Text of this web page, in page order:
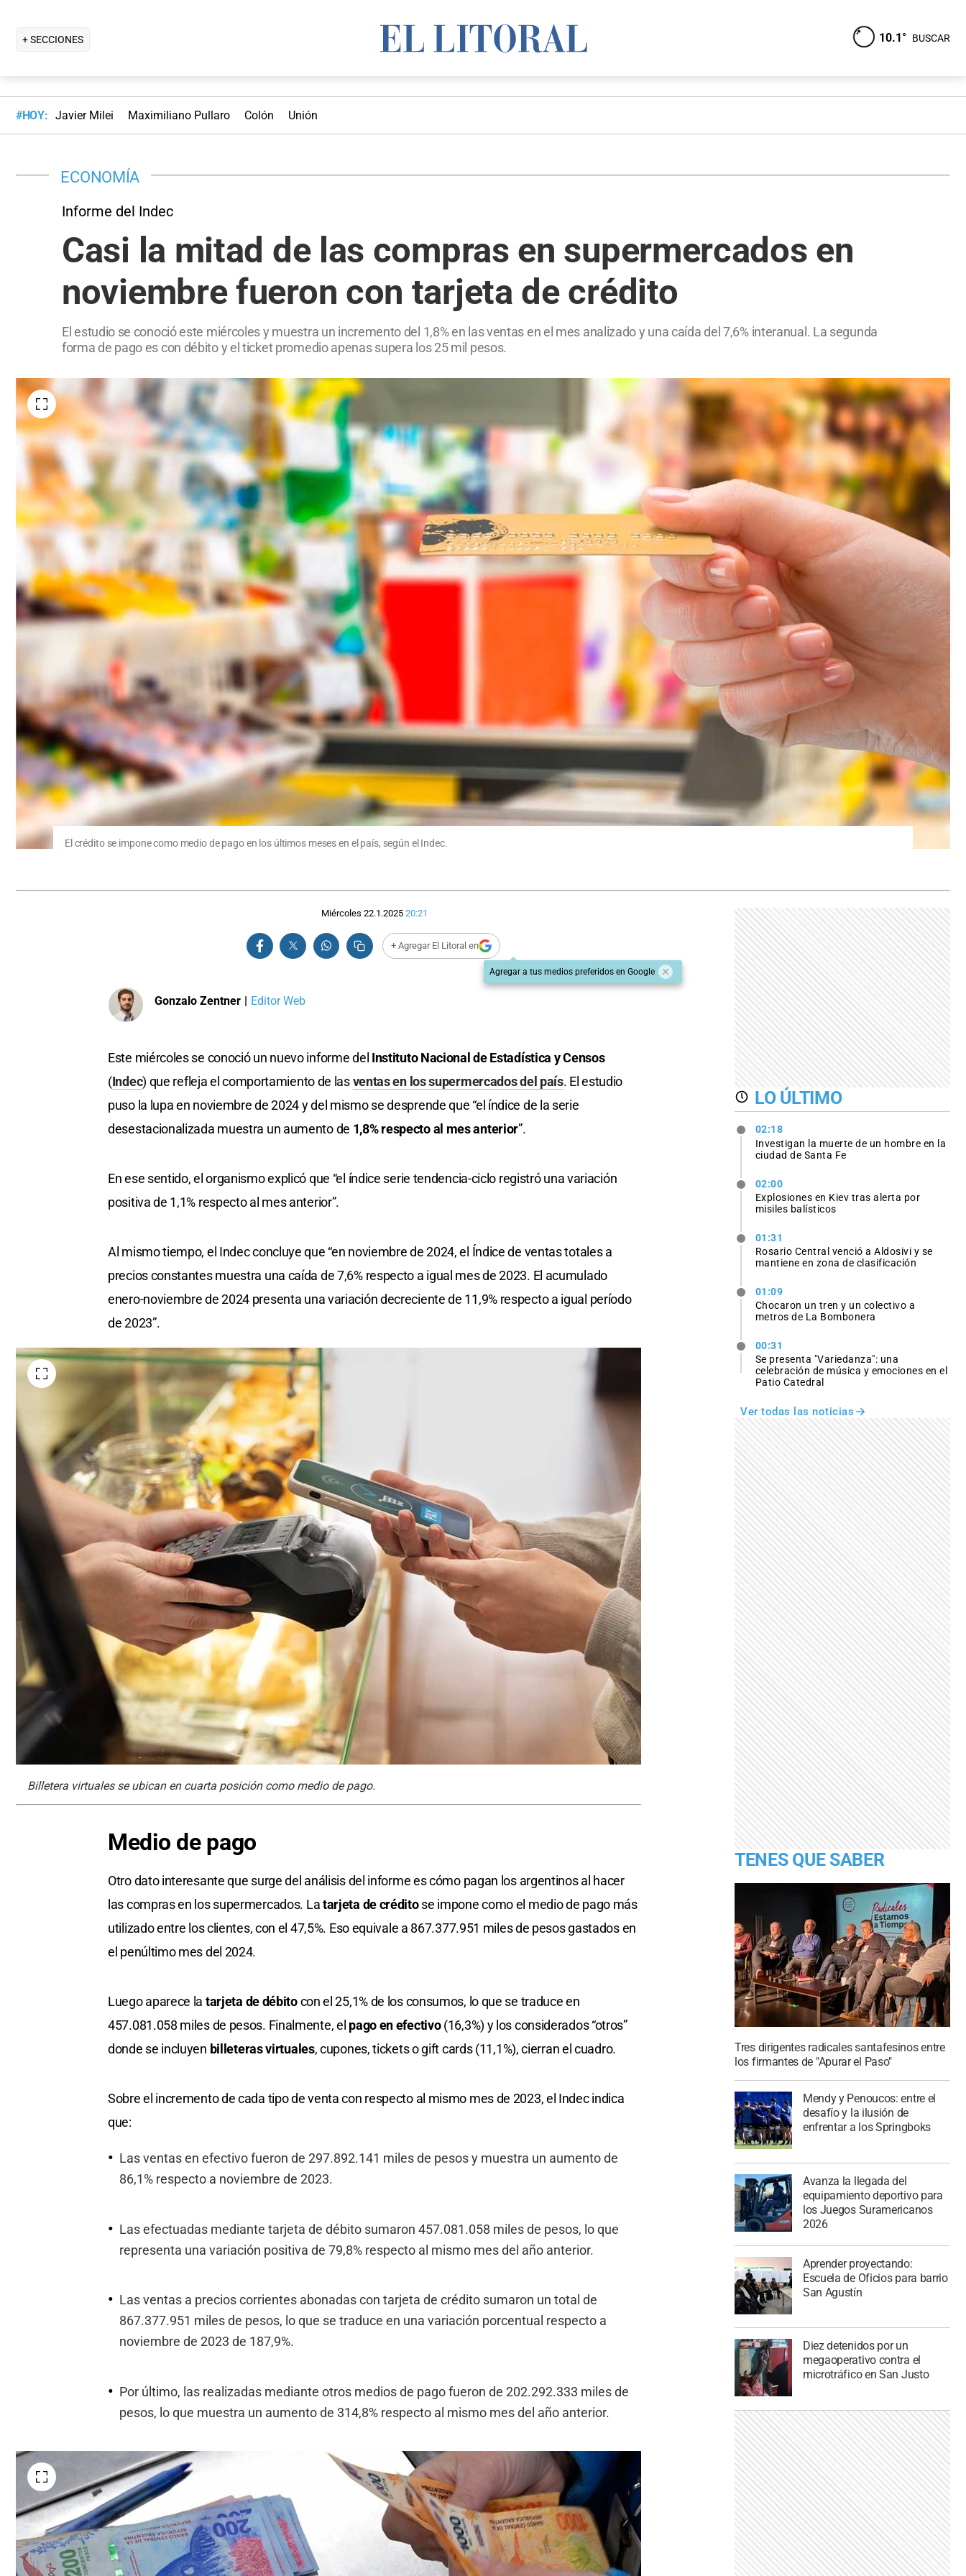
+ SECCIONES 10.1° BUSCAR
#HOY: Javier Milei Maximiliano Pullaro Colón Unión
ECONOMÍA
Informe del Indec
Casi la mitad de las compras en supermercados en
noviembre fueron con tarjeta de crédito
El estudio se conoció este miércoles y muestra un incremento del 1,8% en las ventas en el mes analizado y una caída del 7,6% interanual. La segunda
forma de pago es con débito y el ticket promedio apenas supera los 25 mil pesos.
El crédito se impone como medio de pago en los últimos meses en el país, según el Indec.
Miércoles 22.1.2025 20:21
+ Agregar El Litoral en
Agregar a tus medios preferidos en Google
Gonzalo Zentner | Editor Web
Este miércoles se conoció un nuevo informe del Instituto Nacional de Estadística y Censos
(Indec) que refleja el comportamiento de lasventas en los supermercados del país. El estudio
puso la lupa en noviembre de 2024 y del mismo se desprende que “el índice de la serie
desestacionalizada muestra un aumento de 1,8% respecto al mes anterior”.
En ese sentido, el organismo explicó que “el índice serie tendencia-ciclo registró una variación
positiva de 1,1% respecto al mes anterior”.
Al mismo tiempo, el Indec concluye que “en noviembre de 2024, el Índice de ventas totales a
precios constantes muestra una caída de 7,6% respecto a igual mes de 2023. El acumulado
enero-noviembre de 2024 presenta una variación decreciente de 11,9% respecto a igual período
de 2023”.
Billetera virtuales se ubican en cuarta posición como medio de pago.
Medio de pago
Otro dato interesante que surge del análisis del informe es cómo pagan los argentinos al hacer
las compras en los supermercados. Latarjeta de créditose impone como el medio de pago más
utilizado entre los clientes, con el 47,5%. Eso equivale a 867.377.951 miles de pesos gastados en
el penúltimo mes del 2024.
Luego aparece la tarjeta de débitocon el 25,1% de los consumos, lo que se traduce en
457.081.058 miles de pesos. Finalmente, el pago en efectivo(16,3%) y los considerados “otros”
donde se incluyen billeteras virtuales, cupones, tickets o gift cards (11,1%), cierran el cuadro.
Sobre el incremento de cada tipo de venta con respecto al mismo mes de 2023, el Indec indica
que:
Las ventas en efectivo fueron de 297.892.141 miles de pesos y muestra un aumento de
86,1% respecto a noviembre de 2023.
Las efectuadas mediante tarjeta de débito sumaron 457.081.058 miles de pesos, lo que
representa una variación positiva de 79,8% respecto al mismo mes del año anterior.
Las ventas a precios corrientes abonadas con tarjeta de crédito sumaron un total de
867.377.951 miles de pesos, lo que se traduce en una variación porcentual respecto a
noviembre de 2023 de 187,9%.
Por último, las realizadas mediante otros medios de pago fueron de 202.292.333 miles de
pesos, lo que muestra un aumento de 314,8% respecto al mismo mes del año anterior.
LO ÚLTIMO
02:18
Investigan la muerte de un hombre en la
ciudad de Santa Fe
02:00
Explosiones en Kiev tras alerta por
misiles balísticos
01:31
Rosario Central venció a Aldosivi y se
mantiene en zona de clasificación
01:09
Chocaron un tren y un colectivo a
metros de La Bombonera
00:31
Se presenta "Variedanza": una
celebración de música y emociones en el
Patio Catedral
Ver todas las noticias
TENES QUE SABER
Tres dirigentes radicales santafesinos entre
los firmantes de "Apurar el Paso"
Mendy y Penoucos: entre el
desafío y la ilusión de
enfrentar a los Springboks
Avanza la llegada del
equipamiento deportivo para
los Juegos Suramericanos
2026
Aprender proyectando:
Escuela de Oficios para barrio
San Agustín
Diez detenidos por un
megaoperativo contra el
microtráfico en San Justo